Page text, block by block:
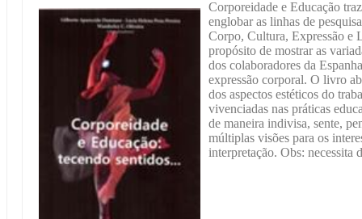
Corporeidade e Educação
englobar as linhas de
Corpo, Cultura, Expressão e
propósito de mostrar as
dos colaboradores da
expressão corporal. O livro
dos aspectos estéticos do
vivenciadas nas práticas
de maneira indivisa, sente,
múltiplas visões para os
interpretação. Obs: necessita